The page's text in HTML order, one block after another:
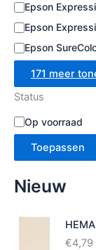
Epson
Epson
Epson
171 meer
Status
B
e
c
i
b
Op voorraad
Toepassen
Nieuw
€4,79